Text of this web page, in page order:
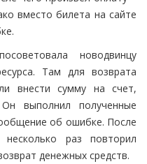
вместо билета на сайте
новодвинцу
Там для возврата
внести сумму на счет,
выполнил полученные
об ошибке. После
раз повторил
денежных средств.